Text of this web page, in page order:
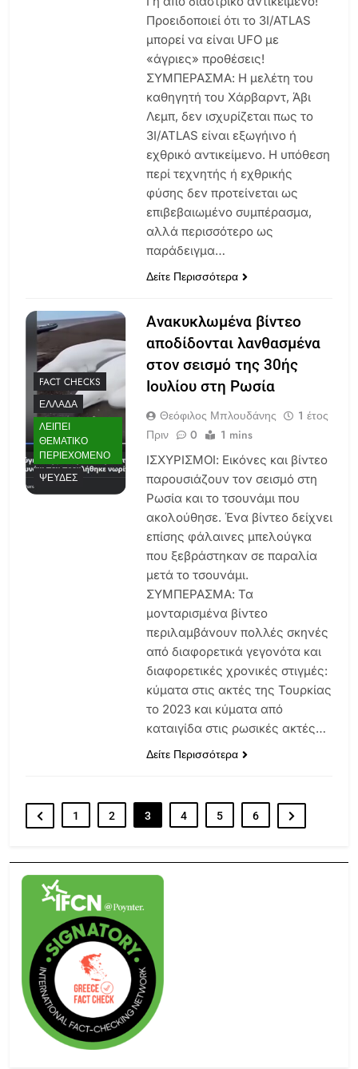
Προειδοποιεί ότι το 3I/ATLAS
μπορεί να είναι UFO με
«άγριες» προθέσεις!
ΣΥΜΠΕΡΑΣΜΑ: Η μελέτη του
καθηγητή του Χάρβαρντ, Άβι
Λεμπ, δεν ισχυρίζεται πως το
3I/ATLAS είναι εξωγήινο ή
εχθρικό αντικείμενο. Η υπόθεση
περί τεχνητής ή εχθρικής
φύσης δεν προτείνεται ως
επιβεβαιωμένο συμπέρασμα,
αλλά περισσότερο ως
παράδειγμα…
Δείτε Περισσότερα
FACT CHECKS
ΕΛΛΆΔΑ
ΛΕΊΠΕΙ
ΘΕΜΑΤΙΚΌ
ΠΕΡΙΕΧΌΜΕΝΟ
ΨΕΥΔΈΣ
Ανακυκλωμένα βίντεο
αποδίδονται λανθασμένα
στον σεισμό της 30ής
Ιουλίου στη Ρωσία
Θεόφιλος Μπλουδάνης
1 έτος
Πριν
0 1 mins
ΙΣΧΥΡΙΣΜΟΙ: Εικόνες και βίντεο
παρουσιάζουν τον σεισμό στη
Ρωσία και το τσουνάμι που
ακολούθησε. Ένα βίντεο δείχνει
επίσης φάλαινες μπελούγκα
που ξεβράστηκαν σε παραλία
μετά το τσουνάμι.
ΣΥΜΠΕΡΑΣΜΑ: Τα
μονταρισμένα βίντεο
περιλαμβάνουν πολλές σκηνές
από διαφορετικά γεγονότα και
διαφορετικές χρονικές στιγμές:
κύματα στις ακτές της Τουρκίας
το 2023 και κύματα από
καταιγίδα στις ρωσικές ακτές…
Δείτε Περισσότερα
1 2 3 4 5 6